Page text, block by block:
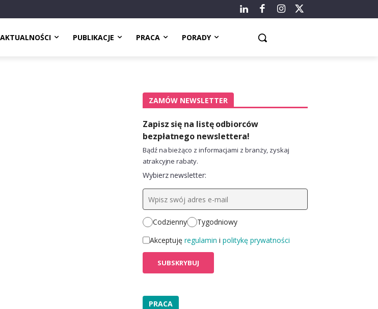
AKTUALNOŚCI PUBLIKACJE PRACA PORADY
ZAMÓW NEWSLETTER
Zapisz się na listę odbiorców
bezpłatnego newslettera!
Bądź na bieżąco z informacjami z branży, zyskaj
atrakcyjne rabaty.
Wybierz newsletter:
Codzienny
Tygodniowy
Akceptuję regulamin i politykę prywatności
PRACA